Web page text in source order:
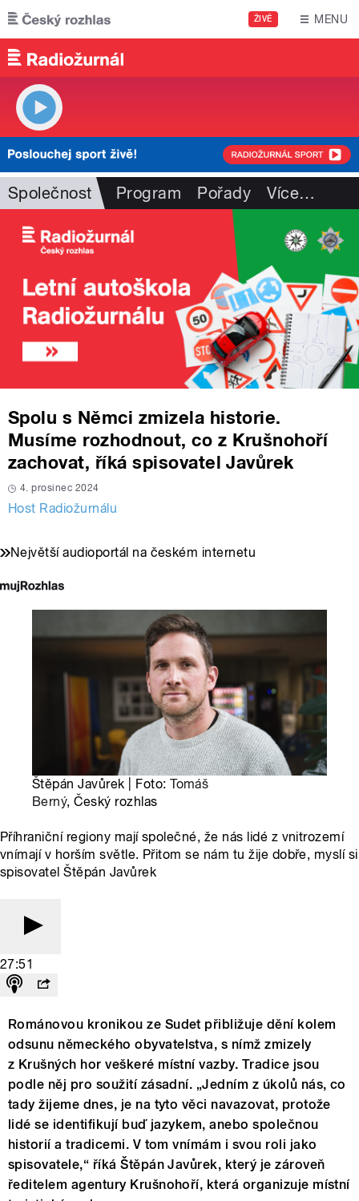
Přejít k hlavnímu obsahu
ŽIVĚ MENU
Společnost Program Pořady Více…
Spolu s Němci zmizela historie.
Musíme rozhodnout, co z Krušnohoří
zachovat, říká spisovatel Javůrek
4. prosinec 2024
Host Radiožurnálu
Největší audioportál na českém internetu
Štěpán Javůrek | Foto:Tomáš
Berný, Český rozhlas
Příhraniční regiony mají společné, že nás lidé z vnitrozemí
vnímají v horším světle. Přitom se nám tu žije dobře, myslí si
spisovatel Štěpán Javůrek
27:51
Románovou kronikou ze Sudet přibližuje dění kolem
odsunu německého obyvatelstva, s nímž zmizely
z Krušných hor veškeré místní vazby. Tradice jsou
podle něj pro soužití zásadní. „Jedním z úkolů nás, co
tady žijeme dnes, je na tyto věci navazovat, protože
lidé se identifikují buď jazykem, anebo společnou
historií a tradicemi. V tom vnímám i svou roli jako
spisovatele,“ říká Štěpán Javůrek, který je zároveň
ředitelem agentury Krušnohoří, která organizuje místní